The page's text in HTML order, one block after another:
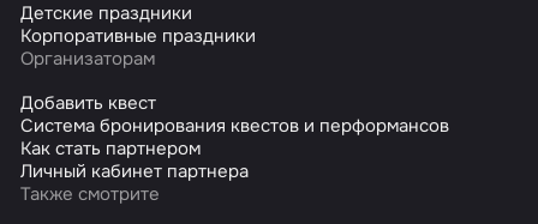
Детские праздники
Корпоративные праздники
Организаторам
Добавить квест
Система бронирования квестов и перформансов
Как стать партнером
Личный кабинет партнера
Также смотрите